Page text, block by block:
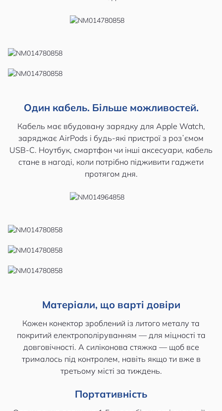
Один кабель. Більше можливостей.
Кабель має вбудовану зарядку для Apple Watch,
заряджає AirPods і будь-які пристрої з розʼємом
USB-C. Ноутбук, смартфон чи інші аксесуари, кабель
стане в нагоді, коли потрібно підживити гаджети
протягом дня.
Матеріали, що варті довіри
​​Кожен конектор зроблений із литого металу та
покритий електрополіруванням — для міцності та
довговічності. А силіконова стяжка — щоб все
трималось під контролем, навіть якщо ти вже в
третьому місті за тиждень.
Портативність